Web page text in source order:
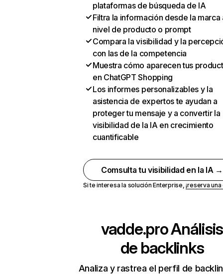
plataformas de búsqueda de IA
Filtra la información desde la marca
nivel de producto o prompt
Compara la visibilidad y la
con las de la competencia
Muestra cómo aparecen tus
en ChatGPT Shopping
Los informes personalizables y la
asistencia de expertos te ayudan a
proteger tu mensaje y a convertir la
visibilidad de la IA en crecimiento
cuantificable
Comsulta tu visibilidad en la IA →
Si te interesa la solución Enterprise,¡reserva
vadde.proAnálisis
de backlinks
Analiza y rastrea el perfil de